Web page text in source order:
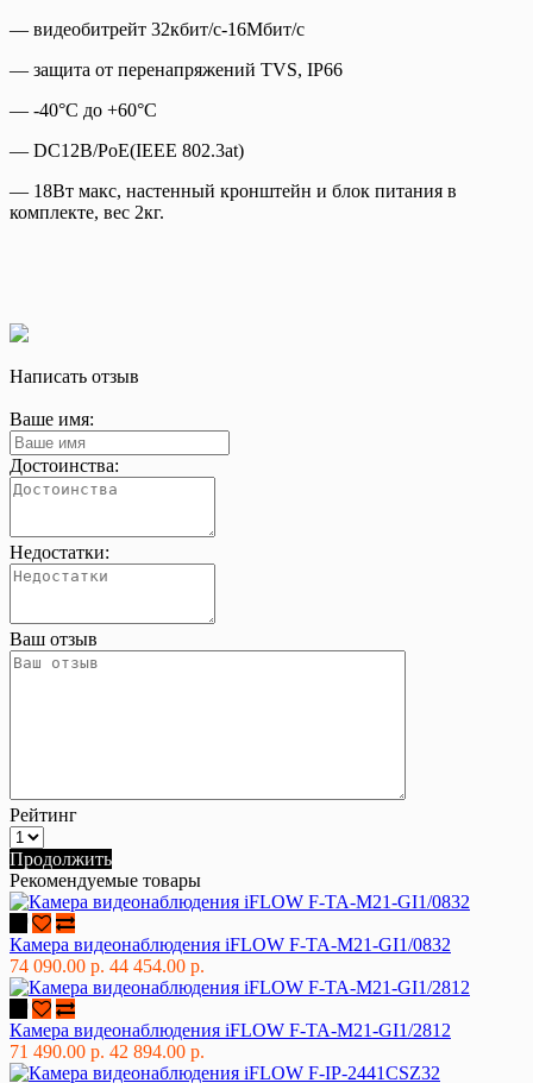
— видеобитрейт 32кбит/с-16Мбит/с
— защита от перенапряжений TVS, IP66
— -40°C до +60°C
— DC12В/PoE(IEEE 802.3at)
— 18Вт макс, настенный кронштейн и блок питания в
комплекте, вес 2кг.
Написать отзыв
Ваше имя:
Достоинства:
Недостатки:
Ваш отзыв
Рейтинг
Продолжить
Рекомендуемые товары
Камера видеонаблюдения iFLOW F-TA-M21-GI1/0832
74 090.00 р. 44 454.00 р.
Камера видеонаблюдения iFLOW F-TA-M21-GI1/2812
71 490.00 р. 42 894.00 р.